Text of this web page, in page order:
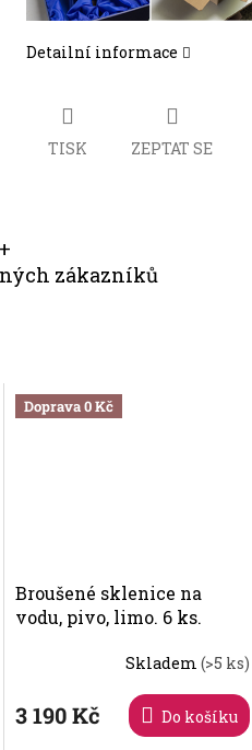
Detailní informace
TISK ZEPTAT SE
zákazníků
Doprava 0 Kč
Broušené sklenice na
vodu, pivo, limo. 6 ks.
produktu
je
Skladem (>5 ks)
3 190 Kč Do košíku